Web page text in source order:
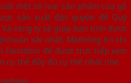
một số loại sản phẩm cửa gỗ
sản xuất độc quyền để Quý
công ty sẽ giúp bạn tính được
chuẩn xác nhất. Mọi thông tin chi
Famidoor để được trực tiếp xem
cụ thể đầy đủ cụ thể nhất nhé